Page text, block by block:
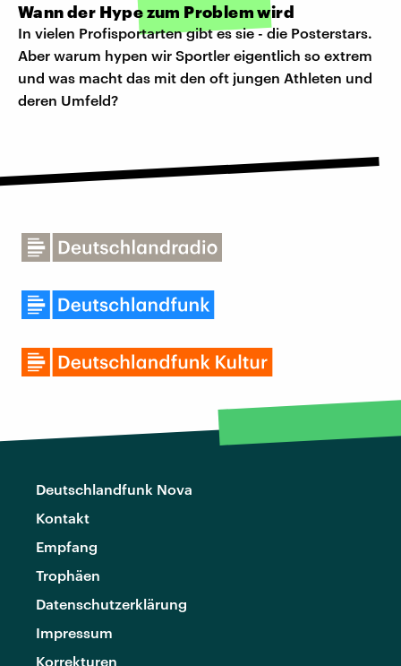
Wann der Hype zum Problem wird
In vielen Profisportarten gibt es sie - die Posterstars.
Aber warum hypen wir Sportler eigentlich so extrem
und was macht das mit den oft jungen Athleten und
deren Umfeld?
Deutschlandfunk Nova
Kontakt
Empfang
Trophäen
Datenschutzerklärung
Impressum
Korrekturen